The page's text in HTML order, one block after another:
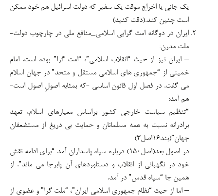
یک جانی یا اخراج موقت یک سفیر که دولت اسرائیل هم خود ممکن
است چنین کند.(دقت کنید)
ایران در دوگانه امت گرایی اسلامی_منافع ملی در چارچوب دولت-
ملت مدرن:
– ایران نیز از حیث “انقلاب اسلامی”، “امت گرا” بوده است. امام
خمینی از “جمهوری های اسلامی مستقل و متحد” در جهان اسلام
می گفت. در فصل اول قانون اساسی -که بمثابه اصولِ اصول است-
هم آمد:
“تنظیم سیاست خارجی کشور براساس معیارهای اسلام، تعهد
برادرانه نسبت به همه مسلمانان و حمایت بی دریغ از مستضعفان
جهان”(بند۱۶اصل۳)
در اصول بعد(اصل۱۵۰) درباره سپاه پاسداران آمد “برای ادامه نقش
خود در نگهبانی از انقلاب و دستاوردهای آن پابرجا می ماند”. از
همین جا “سپاه قدس” در آمد.
– اما از حیث “نظام جمهوری اسلامی ایران”، “ملت گرا” و عضوی از